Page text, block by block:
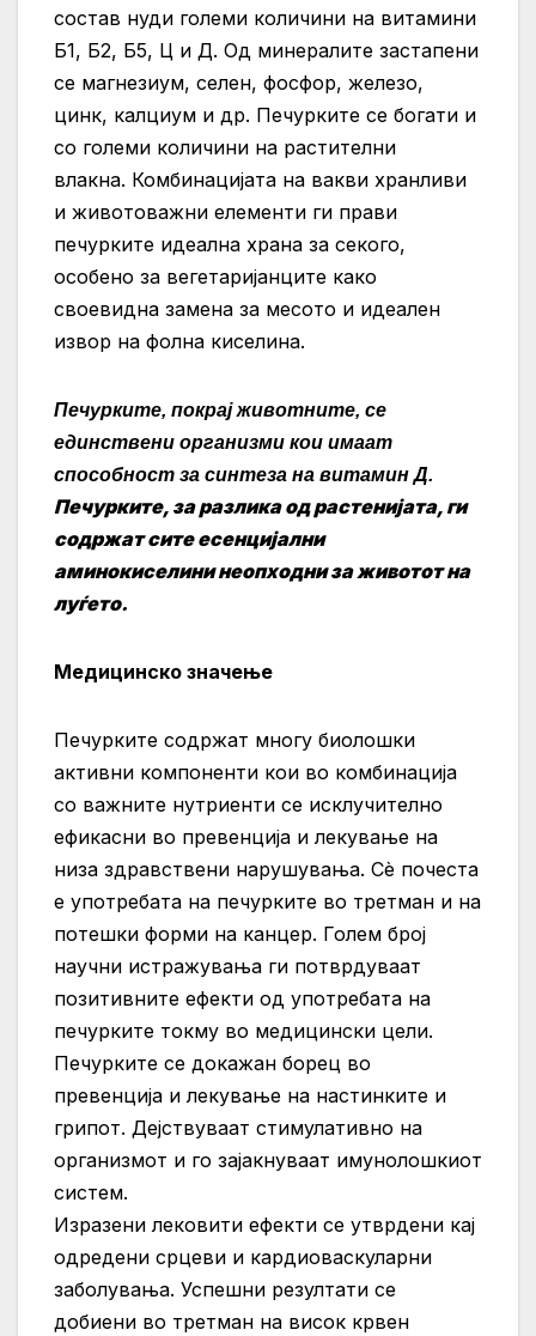
состав нуди големи количини на витамини
Б1, Б2, Б5, Ц и Д. Од минералите застапени
се магнезиум, селен, фосфор, железо,
цинк, калциум и др. Печурките се богати и
со големи количини на растителни
влакна. Комбинацијата на вакви хранливи
и животоважни елементи ги прави
печурките идеална храна за секого,
особено за вегетаријанците како
своевидна замена за месото и идеален
извор на фолна киселина.
Печурките, покрај животните, се
единствени организми кои имаат
способност за синтеза на витамин Д.
Печурките, за разлика од растенијата, ги
содржат сите есенцијални
аминокиселини неопходни за животот на
луѓето.
Медицинско значење
Печурките содржат многу биолошки
активни компоненти кои во комбинација
со важните нутриенти се исклучително
ефикасни во превенција и лекување на
низа здравствени нарушувања. Сè почеста
е употребата на печурките во третман и на
потешки форми на канцер. Голем број
научни истражувања ги потврдуваат
позитивните ефекти од употребата на
печурките токму во медицински цели.
Печурките се докажан борец во
превенција и лекување на настинките и
грипот. Дејствуваат стимулативно на
организмот и го зајакнуваат имунолошкиот
систем.
Изразени лековити ефекти се утврдени кај
одредени срцеви и кардиоваскуларни
заболувања. Успешни резултати се
добиени во третман на висок крвен